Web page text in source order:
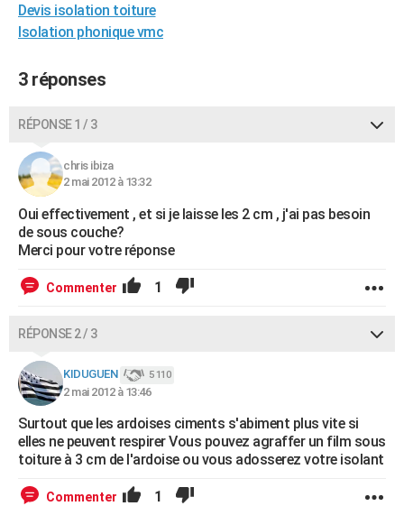
Dictionnaire
Biographies
Citations
Expressions
Proverbes
PROGRAMME TV
S'inscrire
Se connecter
Lycées
Collèges
Primaires
Universités
Entreprises
Service militaire
Avis de recherche
FORUM
Bricolage
Lifestyle
Culture
Sport
Auto
Television
Voyage
Cinema
Devis isolation toiture
Isolation phonique vmc
3 réponses
RÉPONSE 1 / 3
chris ibiza
2 mai 2012 à 13:32
Oui effectivement , et si je laisse les 2 cm , j'ai pas besoin
de sous couche?
Merci pour votre réponse
Commenter 1
RÉPONSE 2 / 3
KIDUGUEN 5 110
2 mai 2012 à 13:46
Surtout que les ardoises ciments s'abiment plus vite si
elles ne peuvent respirer Vous pouvez agraffer un film sous
toiture à 3 cm de l'ardoise ou vous adosserez votre isolant
Commenter 1